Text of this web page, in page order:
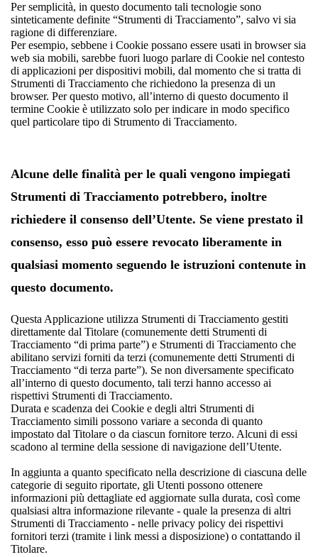
Per semplicità, in questo documento tali tecnologie sono
sinteticamente definite “Strumenti di Tracciamento”, salvo vi sia
ragione di differenziare.
Per esempio, sebbene i Cookie possano essere usati in browser sia
web sia mobili, sarebbe fuori luogo parlare di Cookie nel contesto
di applicazioni per dispositivi mobili, dal momento che si tratta di
Strumenti di Tracciamento che richiedono la presenza di un
browser. Per questo motivo, all’interno di questo documento il
termine Cookie è utilizzato solo per indicare in modo specifico
quel particolare tipo di Strumento di Tracciamento.
Alcune delle finalità per le quali vengono impiegati
Strumenti di Tracciamento potrebbero, inoltre
richiedere il consenso dell’Utente. Se viene prestato il
consenso, esso può essere revocato liberamente in
qualsiasi momento seguendo le istruzioni contenute in
questo documento.
Questa Applicazione utilizza Strumenti di Tracciamento gestiti
direttamente dal Titolare (comunemente detti Strumenti di
Tracciamento “di prima parte”) e Strumenti di Tracciamento che
abilitano servizi forniti da terzi (comunemente detti Strumenti di
Tracciamento “di terza parte”). Se non diversamente specificato
all’interno di questo documento, tali terzi hanno accesso ai
rispettivi Strumenti di Tracciamento.
Durata e scadenza dei Cookie e degli altri Strumenti di
Tracciamento simili possono variare a seconda di quanto
impostato dal Titolare o da ciascun fornitore terzo. Alcuni di essi
scadono al termine della sessione di navigazione dell’Utente.
In aggiunta a quanto specificato nella descrizione di ciascuna delle
categorie di seguito riportate, gli Utenti possono ottenere
informazioni più dettagliate ed aggiornate sulla durata, così come
qualsiasi altra informazione rilevante - quale la presenza di altri
Strumenti di Tracciamento - nelle privacy policy dei rispettivi
fornitori terzi (tramite i link messi a disposizione) o contattando il
Titolare.